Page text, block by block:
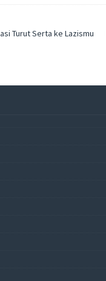
Turut Serta ke Lazismu